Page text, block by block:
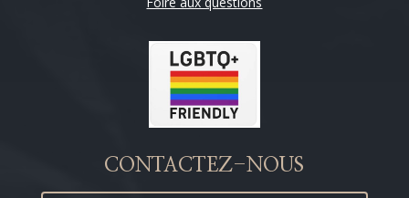
CONTACTEZ-NOUS